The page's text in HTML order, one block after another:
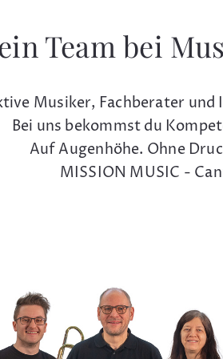
Team bei
Musiker, Fachberater
Bei uns bekommst du
Auf Augenhöhe. Ohne
MISSION MUSIC -